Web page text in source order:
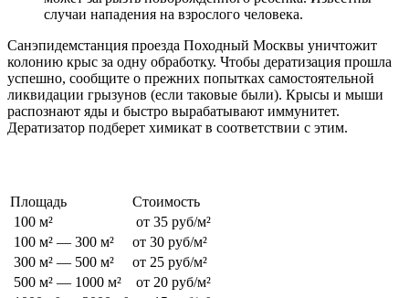
случаи нападения на взрослого человека.
Санэпидемстанция проезда Походный Москвы уничтожит
колонию крыс за одну обработку. Чтобы дератизация прошла
успешно, сообщите о прежних попытках самостоятельной
ликвидации грызунов (если таковые были). Крысы и мыши
распознают яды и быстро вырабатывают иммунитет.
Дератизатор подберет химикат в соответствии с этим.
Площадь
Стоимость
100 м²
от 35 руб/м²
100 м² — 300 м²
от 30 руб/м²
300 м² — 500 м²
от 25 руб/м²
500 м² — 1000 м²
от 20 руб/м²